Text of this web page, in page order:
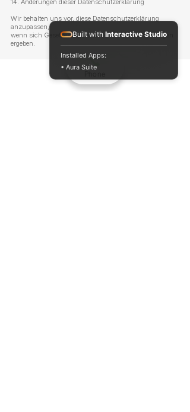
14. Änderungen dieser Datenschutzerklärung
Wir behalten uns vor, diese Datenschutzerklärung
anzupassen,
wenn sich Gesetzeslagen oder technische Änderungen
ergeben.
Kontaktdaten
Built with Interactive Studio
Installed Apps:
• Aura Suite